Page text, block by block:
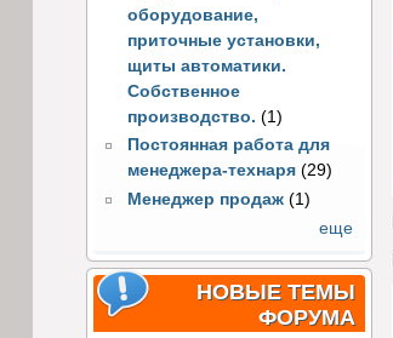
оборудование,
приточные установки,
щиты автоматики.
Собственное
производство. (1)
Постоянная работа для
менеджера-технаря (29)
Менеджер продаж (1)
еще
НОВЫЕ ТЕМЫ
ФОРУМА